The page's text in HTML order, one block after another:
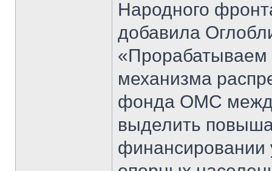
Народного
добавила
«Прорабатываем
механизма
фонда ОМС
выделить
финансировании